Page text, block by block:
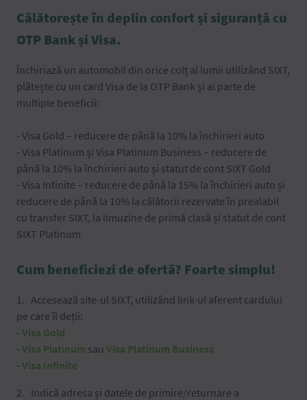
Călătorește în deplin confort și siguranță cu
OTP Bank și Visa.
Închiriază un automobil din orice colț al lumii utilizând SIXT,
plătește cu un card Visa de la OTP Bank și ai parte de
multiple beneficii:
- Visa Gold – reducere de până la 10% la închirieri auto
- Visa Platinum și Visa Platinum Business – reducere de
până la 10% la închirieri auto și statut de cont SIXT Gold
- Visa Infinite – reducere de până la 15% la închirieri auto și
reducere de până la 10% la călătorii rezervate în prealabil
cu transfer SIXT, la limuzine de primă clasă și statut de cont
SIXT Platinum
Cum beneficiezi de ofertă? Foarte simplu!
Accesează site-ul SIXT, utilizând link-ul aferent cardului
pe care îl deții:
- Visa Gold
- Visa Platinum sau Visa Platinum Business
- Visa Infinite
Indică adresa și datele de primire/returnare a